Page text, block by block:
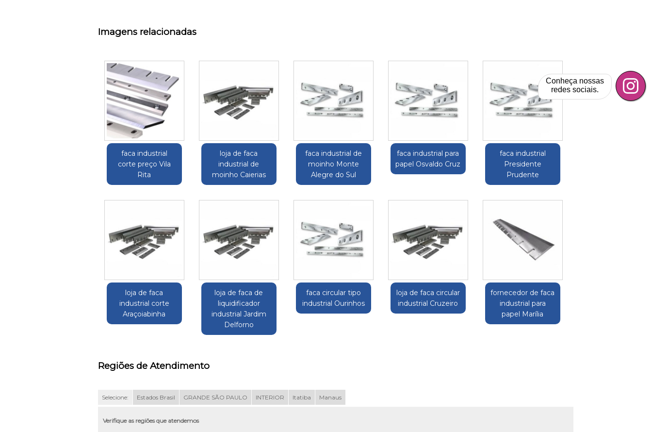
Imagens relacionadas
faca industrial
corte preço Vila
Rita
loja de faca
industrial de
moinho Caierias
faca industrial de
moinho Monte
Alegre do Sul
faca industrial para
papel Osvaldo Cruz
faca industrial
Presidente
Prudente
loja de faca
industrial corte
Araçoiabinha
loja de faca de
liquidificador
industrial Jardim
Delforno
faca circular tipo
industrial Ourinhos
loja de faca circular
industrial Cruzeiro
fornecedor de faca
industrial para
papel Marília
Regiões de Atendimento
Selecione: Estados Brasil GRANDE SÃO PAULO INTERIOR Itatiba Manaus
Verifique as regiões que atendemos
Conheça nossas
redes sociais.